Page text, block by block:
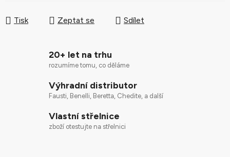
Tisk Zeptat se Sdílet
20+ let na trhu
rozumíme tomu, co děláme
Výhradní distributor
Fausti, Benelli, Beretta, Chedite, a další
Vlastní střelnice
zboží otestujte na střelnici